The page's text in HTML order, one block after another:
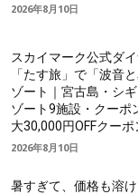
2026年8月10日
スカイマーク公式ダ
「たす旅」で「波音
ゾート｜宮古島・シ
ゾート9施設・クーポ
大30,000円OFFクーポ
2026年8月10日
暑すぎて、価格も溶